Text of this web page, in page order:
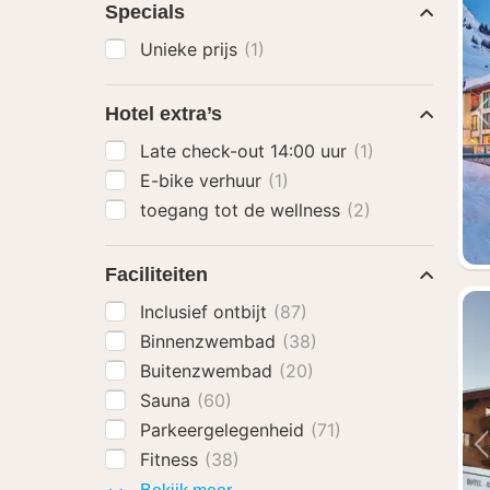
Specials
Unieke prijs (1)
Hotel extra’s
Late check-out 14:00 uur (1)
E-bike verhuur (1)
toegang tot de wellness (2)
Faciliteiten
Inclusief ontbijt (87)
Binnenzwembad (38)
Buitenzwembad (20)
Sauna (60)
Parkeergelegenheid (71)
Fitness (38)